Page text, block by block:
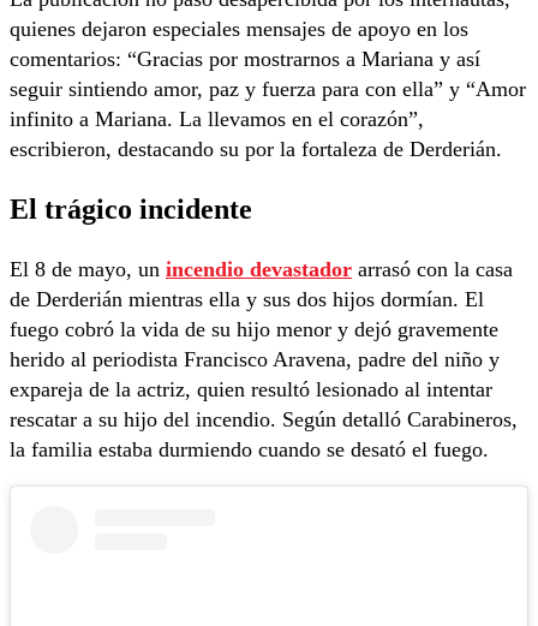
quienes dejaron especiales mensajes de apoyo en los
comentarios: “Gracias por mostrarnos a Mariana y así
seguir sintiendo amor, paz y fuerza para con ella” y “Amor
infinito a Mariana. La llevamos en el corazón”,
escribieron, destacando su por la fortaleza de Derderián.
El trágico incidente
El 8 de mayo, un incendio devastador arrasó con la casa
de Derderián mientras ella y sus dos hijos dormían. El
fuego cobró la vida de su hijo menor y dejó gravemente
herido al periodista Francisco Aravena, padre del niño y
expareja de la actriz, quien resultó lesionado al intentar
rescatar a su hijo del incendio. Según detalló Carabineros,
la familia estaba durmiendo cuando se desató el fuego.